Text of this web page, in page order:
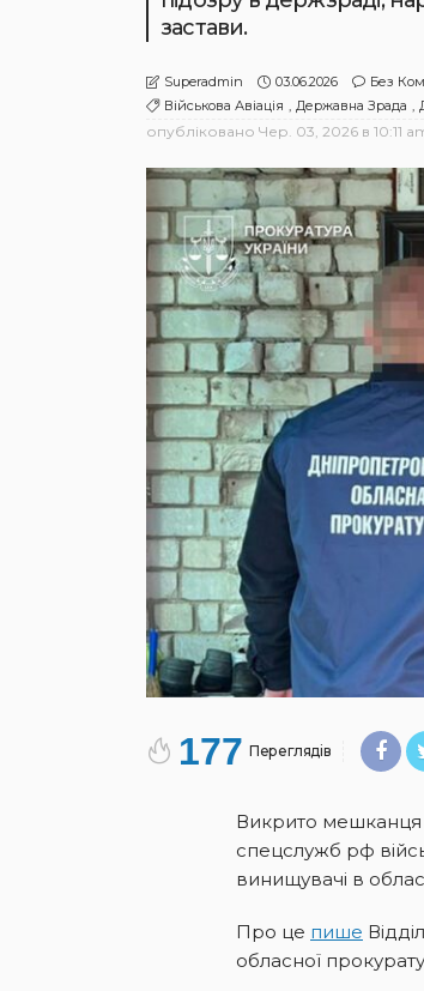
застави.
Superadmin 03.06.2026 Без
Військова Авіація
Державна Зрада
опубліковано Чер. 03, 2026 в 10:11
177 Переглядів
Викрито мешканця
спецслужб рф
винищувачі в
Про це пише
обласної